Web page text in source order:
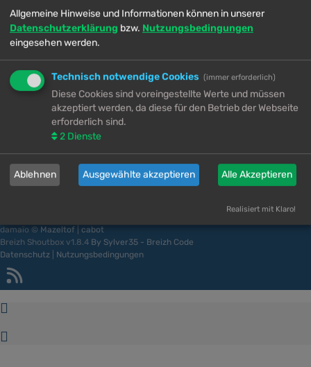
Suche
Alle Cookies löschen
Bist du dir sicher, dass du alle Cookies des Boards löschen möchtest?
Foren-Übersicht
Cookie-Einstellungen
Alle Cookies löschen
Dieser Ort ist ein Safe Space für queere Menschen jeder Art – einschließlich
Menschen, die Trans sind. Für Rassisten, Nazis, Transphobe und Misogyne
damaïo © Mazeltof
cabot
Breizh Shoutbox v1.8.4 By Sylver35 - Breizh Code
Datenschutz
Nutzungsbedingungen
Allgemeine Hinweise und Informationen können in unserer
Datenschutzerklärung bzw. Nutzungsbedingungen
eingesehen werden.
Technisch notwendige Cookies (immer erforderlich)
Diese Cookies sind voreingestellte Werte und müssen
akzeptiert werden, da diese für den Betrieb der Webseite
erforderlich sind.
2 Dienste
Ablehnen Ausgewählte akzeptieren Alle Akzeptieren
Realisiert mit Klaro!